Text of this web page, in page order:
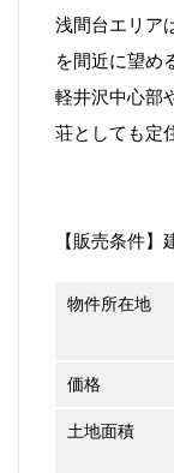
浅間台エリア
を間近に望め
軽井沢中心部
荘としても定
【販売条件】
物件所在地
価格
土地面積